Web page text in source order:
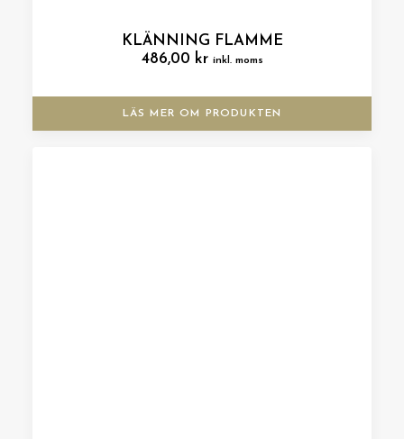
KLÄNNING FLAMME
486,00 kr inkl. moms
LÄS MER OM PRODUKTEN